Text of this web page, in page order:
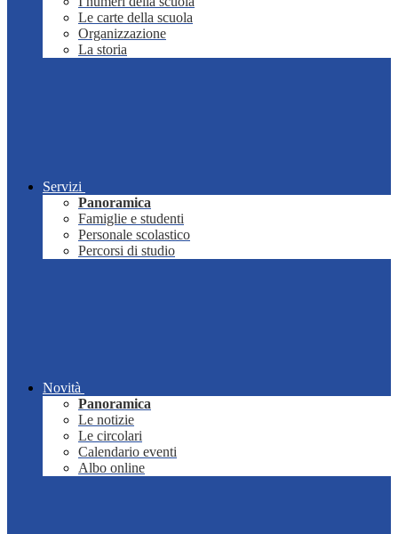
Le carte della scuola
Organizzazione
La storia
Servizi
Panoramica
Famiglie e studenti
Personale scolastico
Percorsi di studio
Novità
Panoramica
Le notizie
Le circolari
Calendario eventi
Albo online